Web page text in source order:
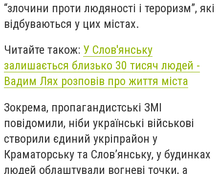
“злочини проти людяності і тероризм”, які
відбуваються у цих містах.
Читайте також: У Слов'янську
залишається близько 30 тисяч людей -
Вадим Лях розповів про життя міста
Зокрема, пропагандистські ЗМІ
повідомили, ніби українські військові
створили єдиний укріпрайон у
Краматорську та Слов’янську, у будинках
людей облаштували вогневі точки, а